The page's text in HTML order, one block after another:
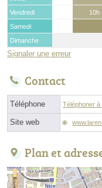
Vendredi
10h
Samedi
Dimanche
Signaler une erreur
Contact
Téléphone Téléphoner à
Site web
Plan et